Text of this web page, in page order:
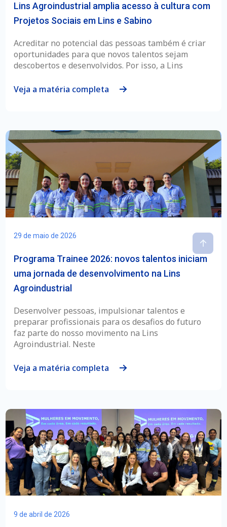
Lins Agroindustrial amplia acesso à cultura com
Projetos Sociais em Lins e Sabino
Acreditar no potencial das pessoas também é criar
oportunidades para que novos talentos sejam
descobertos e desenvolvidos. Por isso, a Lins
Veja a matéria completa
Programa Trainee 2026: novos talentos iniciam
uma jornada de desenvolvimento na Lins
Agroindustrial
29 de maio de 2026
Desenvolver pessoas, impulsionar talentos e
preparar profissionais para os desafios do futuro
faz parte do nosso movimento na Lins
Agroindustrial. Neste
Veja a matéria completa
9 de abril de 2026